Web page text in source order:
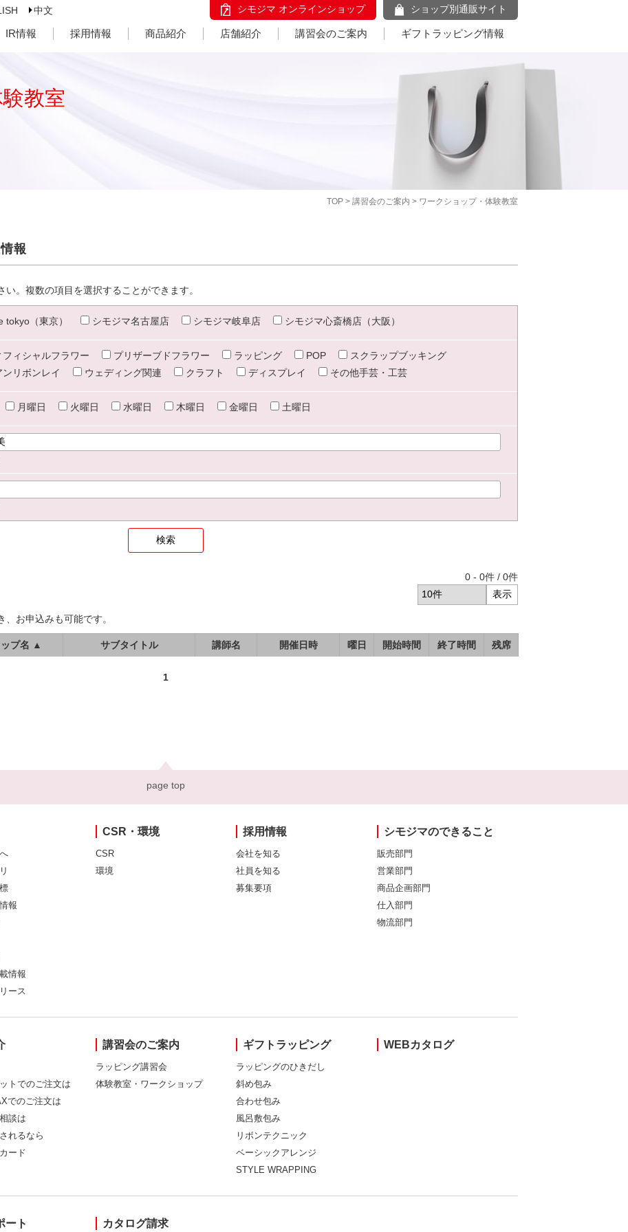
中文 シモジマ オンラインショップ ショップ別通販サイト
IR情報 採用情報 商品紹介 店舗紹介 講習会のご案内 ギフトラッピング情報
TOP > 講習会のご案内 > ワークショップ・体験教室
教室
報
。複数の項目を選択することができます。
tokyo（東京） シモジマ名古屋店 シモジマ岐阜店 シモジマ心斎橋店（大阪）
フィシャルフラワー プリザーブドフラワー ラッピング POP
スクラップブッキング
リボンレイ
ウェディング関連 クラフト ディスプレイ その他手芸・工芸
月曜日 火曜日 水曜日 木曜日 金曜日 土曜日
0 - 0件 / 0件
お申込みも可能です。
ップ名 ▲ サブタイトル 講師名 開催日時 曜日 開始時間 終了時間 残席
1
page top
報
情報
ース
CSR・環境
CSR
環境
採用情報
会社を知る
社員を知る
募集要項
シモジマのできること
販売部門
営業部門
商品企画部門
仕入部門
物流部門
トでのご注文は
でのご注文は
談は
れるなら
ード
講習会のご案内
ラッピング講習会
体験教室・ワークショップ
ギフトラッピング
ラッピングのひきだし
斜め包み
合わせ包み
風呂敷包み
リボンテクニック
ベーシックアレンジ
STYLE WRAPPING
WEBカタログ
ート カタログ請求